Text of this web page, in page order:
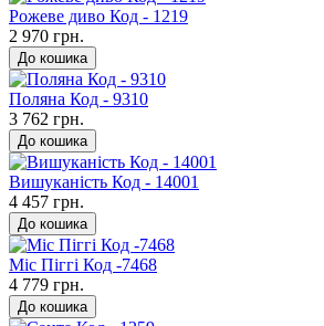
Рожеве диво Код - 1219
2 970 грн.
До кошика
Поляна Код - 9310
3 762 грн.
До кошика
Вишуканість Код - 14001
4 457 грн.
До кошика
Міс Піггі Код -7468
4 779 грн.
До кошика